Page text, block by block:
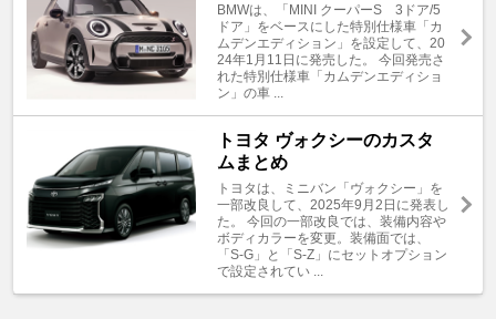
BMWは、「MINI クーパーS 3ドア/5
ドア」をベースにした特別仕様車「カ
ムデンエディション」を設定して、20
24年1月11日に発売した。 今回発売さ
れた特別仕様車「カムデンエディショ
ン」の車 ...
トヨタ ヴォクシーのカスタ
ムまとめ
トヨタは、ミニバン「ヴォクシー」を
一部改良して、2025年9月2日に発表し
た。 今回の一部改良では、装備内容や
ボディカラーを変更。装備面では、
「S-G」と「S-Z」にセットオプション
で設定されてい ...